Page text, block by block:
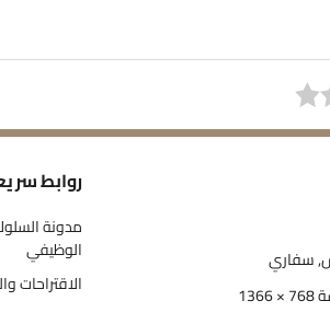
سفاري
روابط
مدونة
الوظيفي
الاقتراحات